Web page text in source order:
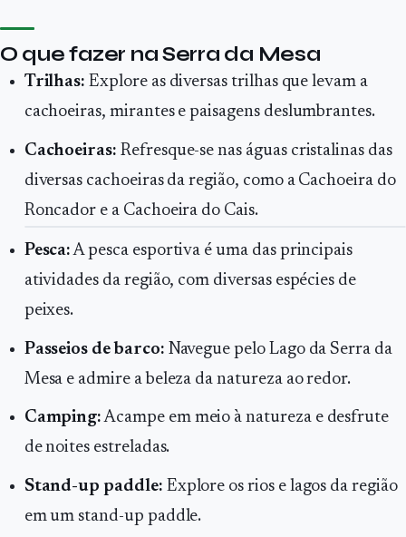
O que fazer na Serra da Mesa
Trilhas: Explore as diversas trilhas que levam a
cachoeiras, mirantes e paisagens deslumbrantes.
Cachoeiras: Refresque-se nas águas cristalinas das
diversas cachoeiras da região, como a Cachoeira do
Roncador e a Cachoeira do Cais.
Pesca:A pesca esportiva é uma das principais
atividades da região, com diversas espécies de
peixes.
Passeios de barco: Navegue pelo Lago da Serra da
Mesa e admire a beleza da natureza ao redor.
Camping:Acampe em meio à natureza e desfrute
de noites estreladas.
Stand-up paddle: Explore os rios e lagos da região
em um stand-up paddle.